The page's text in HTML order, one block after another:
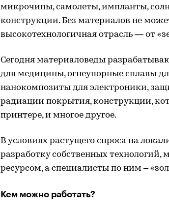
микрочипы, самолеты, импланты,
конструкции. Без материалов не
высокотехнологичная отрасль — от
Сегодня материаловеды
для медицины, огнеупорные сплавы
нанокомпозиты для электроники,
радиации покрытия, конструкции,
принтере, и многое другое.
В условиях растущего спроса на
разработку собственных
ресурсом, а специалисты по ним –
Кем можно работать?